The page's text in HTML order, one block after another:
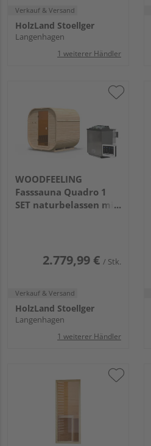
Verkauf & Versand
HolzLand Stoellger
Langenhagen
1 weiterer Händler
WOODFEELING
Fasssauna Quadro 1
SET naturbelassen mit
2.779,99 € / Stk.
Verkauf & Versand
HolzLand Stoellger
Langenhagen
1 weiterer Händler